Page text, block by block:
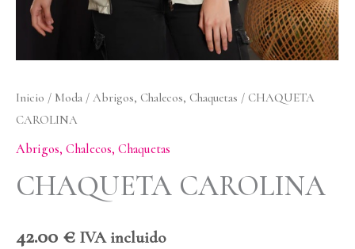
Inicio / Moda / Abrigos, Chalecos, Chaquetas / CHAQUETA
CAROLINA
Abrigos, Chalecos, Chaquetas
CHAQUETA CAROLINA
42.00 € IVA incluido